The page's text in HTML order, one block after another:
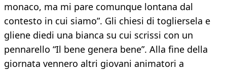
monaco, ma mi pare comunque lontana dal
contesto in cui siamo”. Gli chiesi di togliersela e
gliene diedi una bianca su cui scrissi con un
pennarello “Il bene genera bene”. Alla fine della
giornata vennero altri giovani animatori a